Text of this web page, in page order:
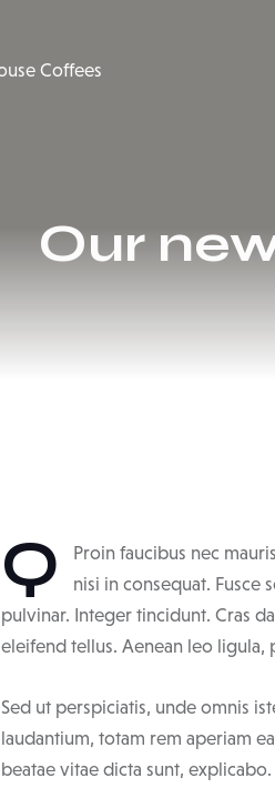
Our
Q
Proin faucibus nec
nisi in consequat. Fusce
pulvinar. Integer tincidunt. Cras
eleifend tellus. Aenean leo
Sed ut perspiciatis, unde omnis
laudantium, totam rem aperiam
beatae vitae dicta sunt, explicabo.